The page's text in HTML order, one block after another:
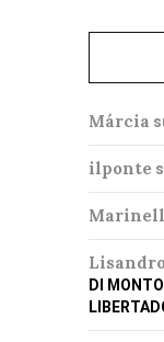
Márcia
ilponte
DI